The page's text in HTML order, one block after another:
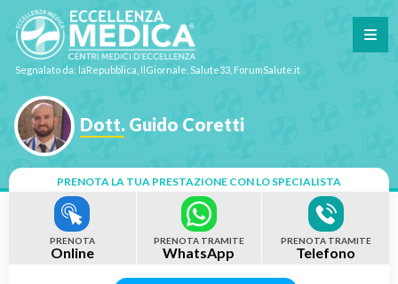
Segnalato da: laRepubblica, IlGiornale, Salute33, ForumSalute.it
Dott. Guido Coretti
PRENOTA LA TUA PRESTAZIONE CON LO SPECIALISTA
PRENOTA
Online
PRENOTA TRAMITE
WhatsApp
PRENOTA TRAMITE
Telefono